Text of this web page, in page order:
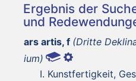
Ergebnis der
und
ars artis, f (Dritte
ium)
Kunstfertigkeit,